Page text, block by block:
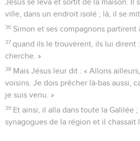
Jésus se leva et sortit de la maison. Il
ville, dans un endroit isolé ; là, il se mit
36 Simon et ses compagnons partirent
37 quand ils le trouvèrent, ils lui dirent
cherche. »
38 Mais Jésus leur dit : « Allons
voisins. Je dois prêcher là-bas aussi,
je suis venu. »
39 Et ainsi, il alla dans toute la Galilée
synagogues de la région et il chassait